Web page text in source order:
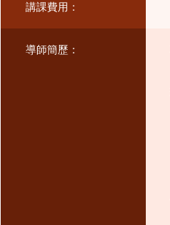
講課費用：
導師簡歷：